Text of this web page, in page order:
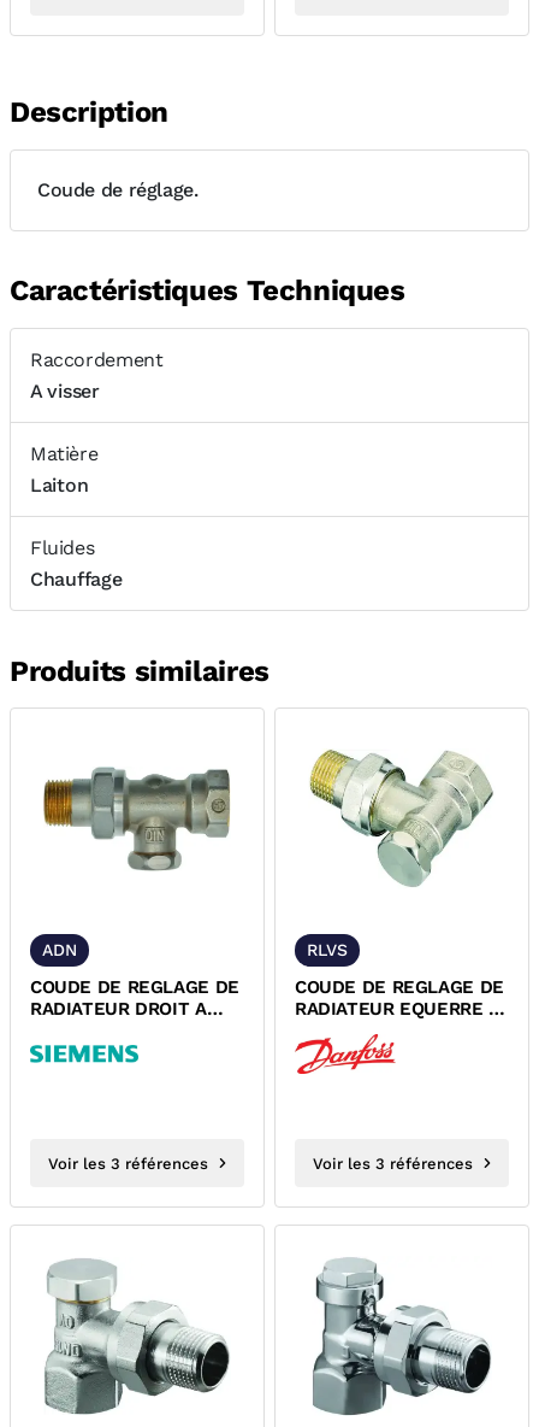
Description
Coude de réglage.
Caractéristiques Techniques
Raccordement
A visser
Matière
Laiton
Fluides
Chauffage
Produits similaires
ADN
COUDE DE REGLAGE DE
RADIATEUR DROIT A
Voir les 3 références
RLVS
COUDE DE REGLAGE DE
RADIATEUR EQUERRE A
VISSER DANFOSS
Voir les 3 références